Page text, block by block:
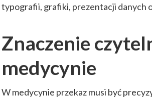
typografii, grafiki, prezentacji danych
Znaczenie
medycynie
W medycynie przekaz musi być